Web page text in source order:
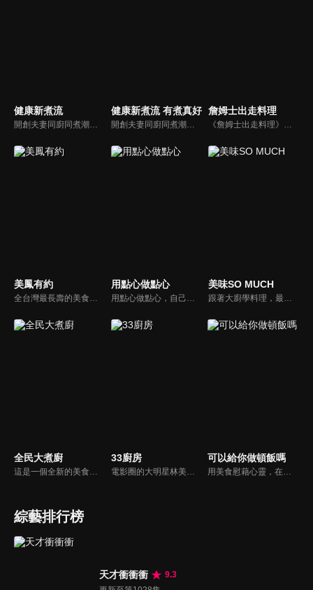
健康新煮流
開創夫妻同廚同煮潮流的KC夫婦，繼《健康醫食代》後，走出攝影棚，帶大家全台走透透，發掘上帝賞賜的美味食材，內容融合新加坡南洋風和客家純樸味，加上台灣獨特的閩南風情，互相激盪交織出的火花，打造出獨一無二的美食節目。
健康新煮流 有煮真好
開創夫妻同廚同煮潮流的KC夫婦，繼《健康醫食代》後，走出攝影棚，帶大家全台走透透，發掘上帝賞賜的美味食材，內容融合新加坡南洋風和客家純樸味，加上台灣獨特的閩南風情，互相激盪交織出的火花，打造出獨一無二的美食節目。
詹姆士出走料理
《詹姆士出走料理》以尋找詹姆士私廚菜單為節目主軸，為了尋找記憶中的美味料理，詹姆士將帶領大家探索市場，品嘗在地美味、尋訪料理達人，並在節目中展現特殊食材的處理方式、嘗試新的醬料或是新的料理作法，製作創意料理(料理教學)，最後在節目片尾時作出一道『詹姆士創意料理』。
美鳳有約
全台灣最長壽的美食節目《美鳯有約》魅力百分百！長達15年的播出時間，總是陪伴著許多婆婆媽媽們渡過一個輕鬆愉快的時光，精采內容您絕對不可錯過喔！
用點心做點心
用點心做點心，自己動手最開心！全台唯一以點心烘焙為主題的電視節目，邀請熱愛烘焙料理的你/妳，一起加入我們DIY各式各樣的點心。
美味SO MUCH
跟著大廚學料理，最強的料理小百科，美味SO MUCH！
全民大煮廚
這是一個全新的美食節目，將為您煮出台灣的好滋味，豐富、美味的畫面，傳遞「煮廚」對料理的用心，獨特的介紹方式，要你吃得更有創意、吃得更有趣！現今飲食已趨健康走向為主，「全民大煮廚」要用「輕食輕煙」讓你吃出健康與活力，並帶觀眾們從食材開始，想成為達人級的吃貨，走～我們從「煮」開始！
33廚房
電影圈的大明星林美秀首度跨足綜藝接主持棒，帶領駱進漢師傅以及黃景龍師傅大展廚藝與觀眾們一起美味上菜！
可以給你做頓飯嗎
用美食慰藉心靈，在飯桌上這個中國人最傳統的聊天場域打開素人物件心門；潛移默化地引出社會熱點話題，打造一檔有趣、有用、有意義的人文類真人秀。
綜藝排行榜
天才衝衝衝
9.3